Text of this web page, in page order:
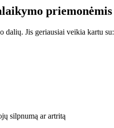
priemonėmis
dalių. Jis geriausiai veikia kartu su:
silpnumą ar artritą